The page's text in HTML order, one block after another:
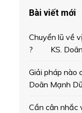
Bài viết mới
Chuyển lũ về
? KS. Doãn
Giải pháp
Doãn Mạnh
Cần cân nhắc